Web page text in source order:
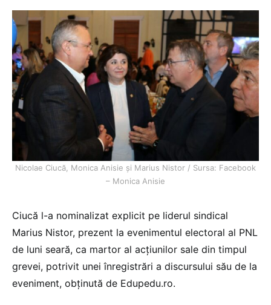
Nicolae Ciucă, Monica Anisie și Marius Nistor / Sursa: Facebook
– Monica Anisie
Ciucă l-a nominalizat explicit pe liderul sindical
Marius Nistor, prezent la evenimentul electoral al PNL
de luni seară, ca martor al acțiunilor sale din timpul
grevei, potrivit unei înregistrări a discursului său de la
eveniment, obținută de Edupedu.ro.